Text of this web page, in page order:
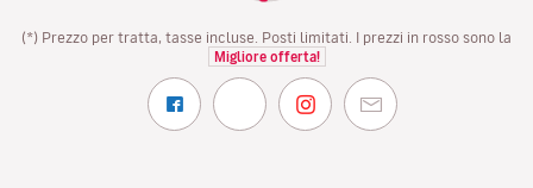
(*) Prezzo per tratta, tasse incluse. Posti limitati. I prezzi in rosso sono la
Migliore offerta!